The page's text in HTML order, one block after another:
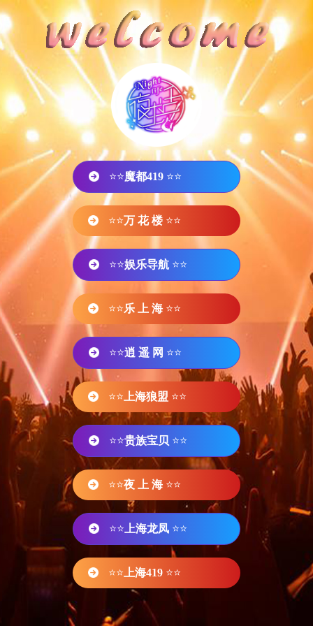
⭐⭐魔都419 ⭐⭐
⭐⭐万 花 楼 ⭐⭐
⭐⭐娱乐导航 ⭐⭐
⭐⭐乐 上 海 ⭐⭐
⭐⭐逍 遥 网 ⭐⭐
⭐⭐ 上海狼盟 ⭐⭐
⭐⭐贵族宝贝 ⭐⭐
⭐⭐夜 上 海 ⭐⭐
⭐⭐ 上海龙凤 ⭐⭐
⭐⭐ 上海419 ⭐⭐